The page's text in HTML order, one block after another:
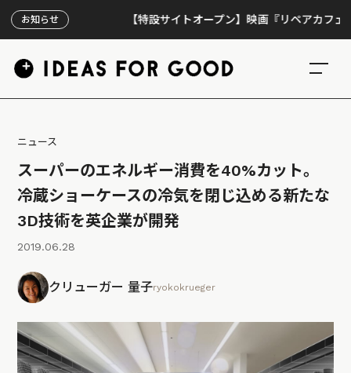
お知らせ 【特設サイトオープン】映画『リペアカフェ』、上
ニュース
スーパーのエネルギー消費を40%カット。
冷蔵ショーケースの冷気を閉じ込める新たな
3D技術を英企業が開発
2019.06.28
クリューガー 量子ryokokrueger